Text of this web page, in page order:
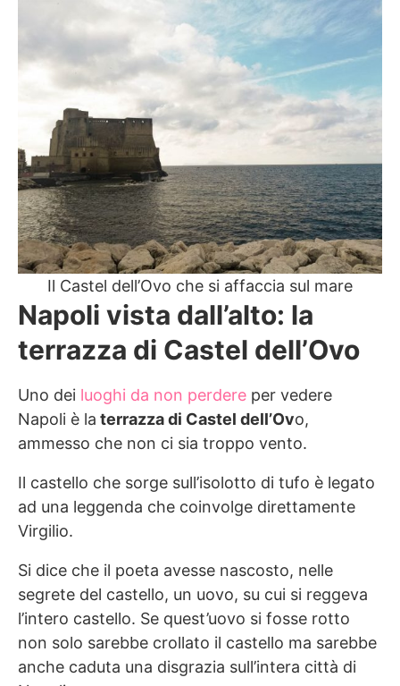
Il Castel dell’Ovo che si affaccia sul mare
Napoli vista dall’alto: la
terrazza di Castel dell’Ovo
Uno dei luoghi da non perdere per vedere
Napoli è la terrazza di Castel dell’Ovo,
ammesso che non ci sia troppo vento.
Il castello che sorge sull’isolotto di tufo è legato
ad una leggenda che coinvolge direttamente
Virgilio.
Si dice che il poeta avesse nascosto, nelle
segrete del castello, un uovo, su cui si reggeva
l’intero castello. Se quest’uovo si fosse rotto
non solo sarebbe crollato il castello ma sarebbe
anche caduta una disgrazia sull’intera città di